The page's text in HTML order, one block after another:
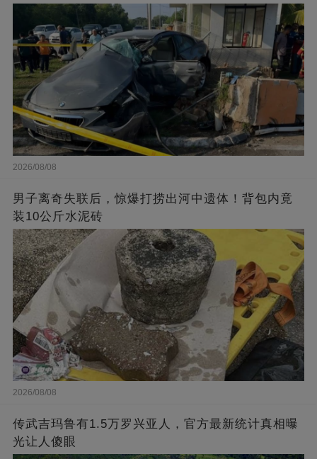
2026/08/08
男子离奇失联后，惊爆打捞出河中遗体！背包内竟
装10公斤水泥砖
2026/08/08
传武吉玛鲁有1.5万罗兴亚人，官方最新统计真相曝
光让人傻眼